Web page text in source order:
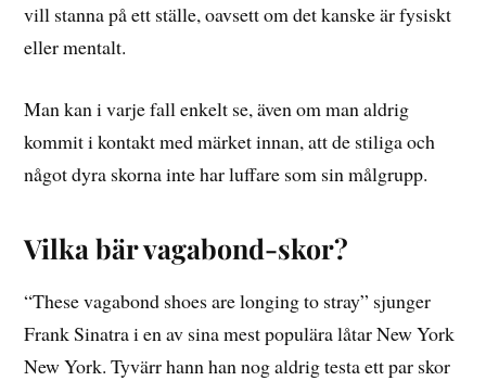
vill stanna på ett ställe, oavsett om det kanske är fysiskt
eller mentalt.
Man kan i varje fall enkelt se, även om man aldrig
kommit i kontakt med märket innan, att de stiliga och
något dyra skorna inte har luffare som sin målgrupp.
Vilka bär vagabond-skor?
“These vagabond shoes are longing to stray” sjunger
Frank Sinatra i en av sina mest populära låtar New York
New York. Tyvärr hann han nog aldrig testa ett par skor